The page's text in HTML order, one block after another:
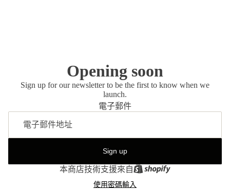
Opening soon
Sign up for our newsletter to be the first to know when we
launch.
電子郵件
Sign up
本商店技術支援來自
使用密碼輸入